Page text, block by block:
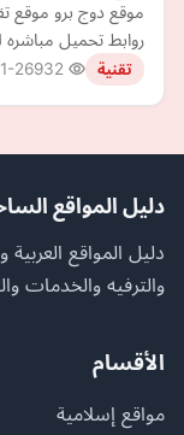
موقع دوج برو موقع
روابط تحميل مباشره
تقنية 26
دليل المواقع
دليل المواقع العربية
والترفيه والخدمات
الأقسام
مواقع إسلامية